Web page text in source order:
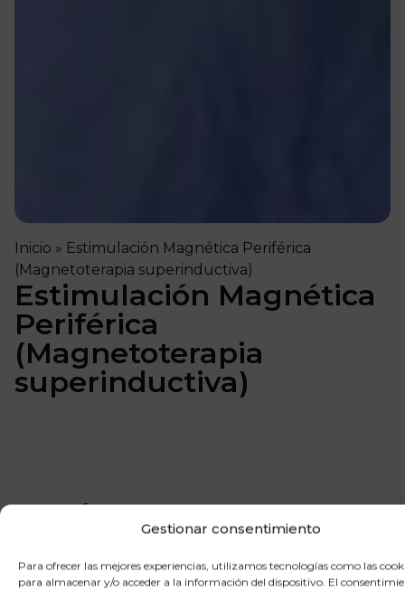
Gestionar consentimiento
Para ofrecer las mejores experiencias, utilizamos tecnologías como las
para almacenar y/o acceder a la información del dispositivo. El
Inicio » Estimulación Magnética Periférica
(Magnetoterapia superinductiva)
Estimulación Magnética
Periférica
(Magnetoterapia
superinductiva)
¿Qué es?
tecnología que se basa en campos magnéticos